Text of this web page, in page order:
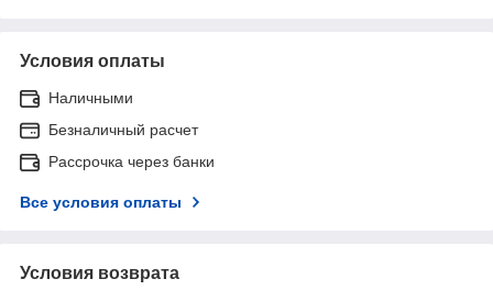
Условия оплаты
Наличными
Безналичный расчет
Рассрочка через банки
Все условия оплаты
Условия возврата